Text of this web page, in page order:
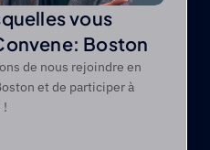
vous
Boston
de nous rejoindre en
et de participer à
!